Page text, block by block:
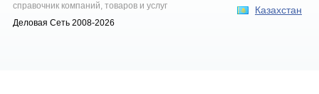
Казахстан
справочник компаний, товаров и услуг
Деловая Сеть 2008-2026